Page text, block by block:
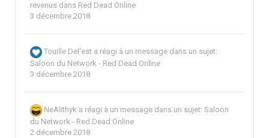
revenus dans Red Dead Online
3 décembre 2018
Touille Del'est a réagi à un message dans un sujet:
Saloon du Network - Red Dead Online
3 décembre 2018
NeAlithyk a réagi à un message dans un sujet: Saloon
du Network - Red Dead Online
2 décembre 2018